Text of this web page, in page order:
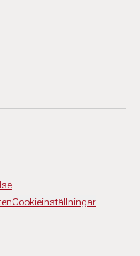
Cookieinställningar